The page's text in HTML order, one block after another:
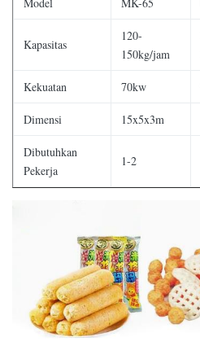
Kapasitas
120-
150kg/jam
Kekuatan 70kw
Dimensi 15x5x3m
Dibutuhkan
Pekerja
1-2